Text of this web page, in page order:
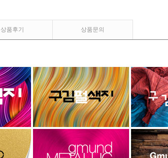
상품후기 상품문의